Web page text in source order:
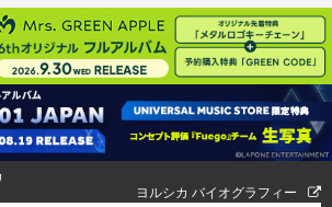
ヨルシカ バイオグラフィー